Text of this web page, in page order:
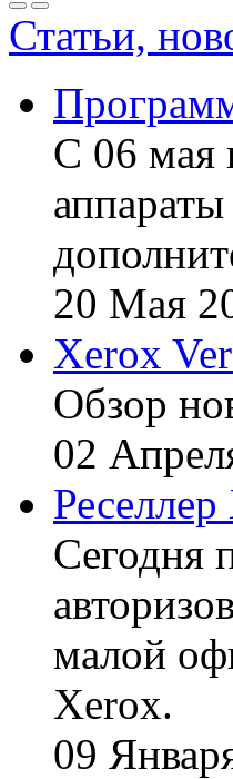
Статьи,
С 06 мая
20 Мая
Xerox
Обзор
02
Сегодня
малой
Xerox.
09